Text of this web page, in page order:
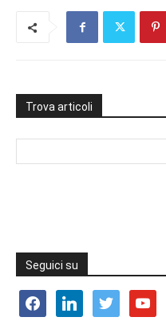
Trova articoli
Seguici su
facebooklinkedin twitter youtube